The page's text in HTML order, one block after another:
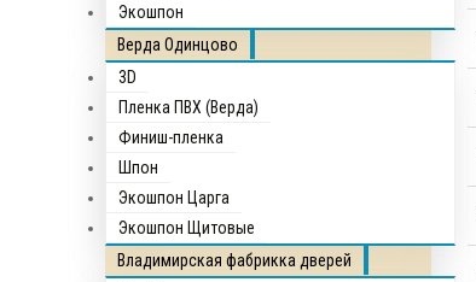
Экошпон
Верда Одинцово
3D
Пленка ПВХ (Верда)
Финиш-пленка
Шпон
Экошпон Царга
Экошпон Щитовые
Владимирская фабрикка дверей